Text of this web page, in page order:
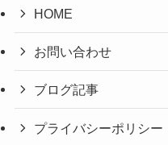
HOME
お問い合わせ
ブログ記事
プライバシーポリシー